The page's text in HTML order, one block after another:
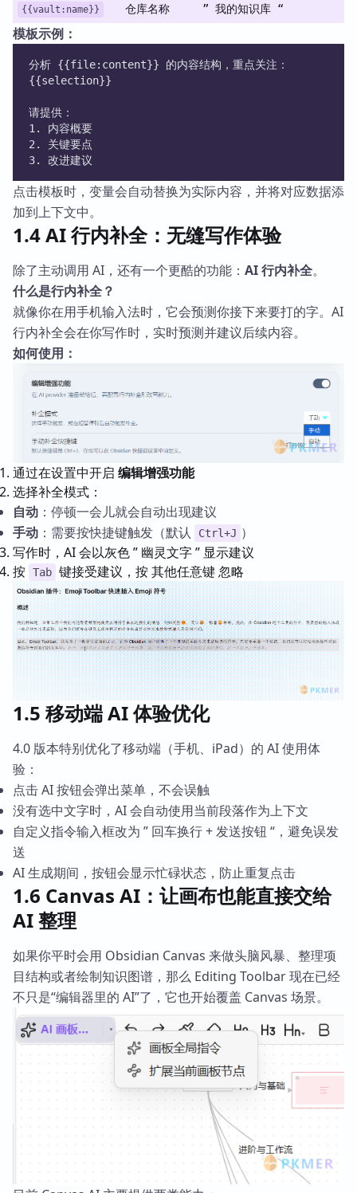
{{vault:name}} 仓库名称 ” 我的知识库 “
模板示例：
分析 {{file:content}} 的内容结构，重点关注：
{{selection}}
请提供：
1. 内容概要
2. 关键要点
3. 改进建议
点击模板时，变量会自动替换为实际内容，并将对应数据添
加到上下文中。
1.4 AI 行内补全：无缝写作体验
除了主动调用 AI，还有一个更酷的功能： AI 行内补全。
什么是行内补全？
就像你在用手机输入法时，它会预测你接下来要打的字。AI
行内补全会在你写作时，实时预测并建议后续内容。
如何使用：
通过在设置中开启 编辑增强功能
选择补全模式：
自动 ：停顿一会儿就会自动出现建议
手动 ：需要按快捷键触发（默认 Ctrl+J ）
写作时，AI 会以灰色 ” 幽灵文字 ” 显示建议
按 Tab 键接受建议，按 其他任意键 忽略
1.5 移动端 AI 体验优化
4.0 版本特别优化了移动端（手机、iPad）的 AI 使用体
验：
点击 AI 按钮会弹出菜单，不会误触
没有选中文字时，AI 会自动使用当前段落作为上下文
自定义指令输入框改为 ” 回车换行 + 发送按钮 “，避免误发
送
AI 生成期间，按钮会显示忙碌状态，防止重复点击
1.6 Canvas AI：让画布也能直接交给
AI 整理
如果你平时会用 Obsidian Canvas 来做头脑风暴、整理项
目结构或者绘制知识图谱，那么 Editing Toolbar 现在已经
不只是“编辑器里的 AI”了，它也开始覆盖 Canvas 场景。